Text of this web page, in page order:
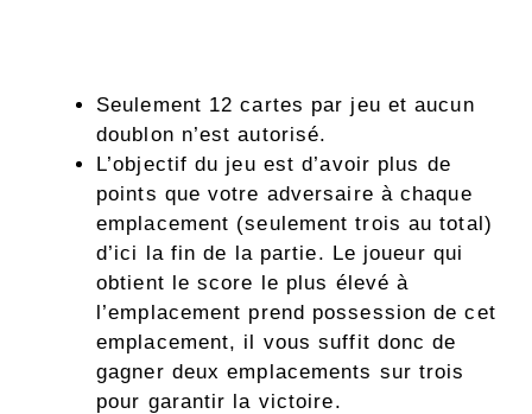
Seulement 12 cartes par jeu et aucun
doublon n’est autorisé.
L’objectif du jeu est d’avoir plus de
points que votre adversaire à chaque
emplacement (seulement trois au total)
d’ici la fin de la partie. Le joueur qui
obtient le score le plus élevé à
l’emplacement prend possession de cet
emplacement, il vous suffit donc de
gagner deux emplacements sur trois
pour garantir la victoire.